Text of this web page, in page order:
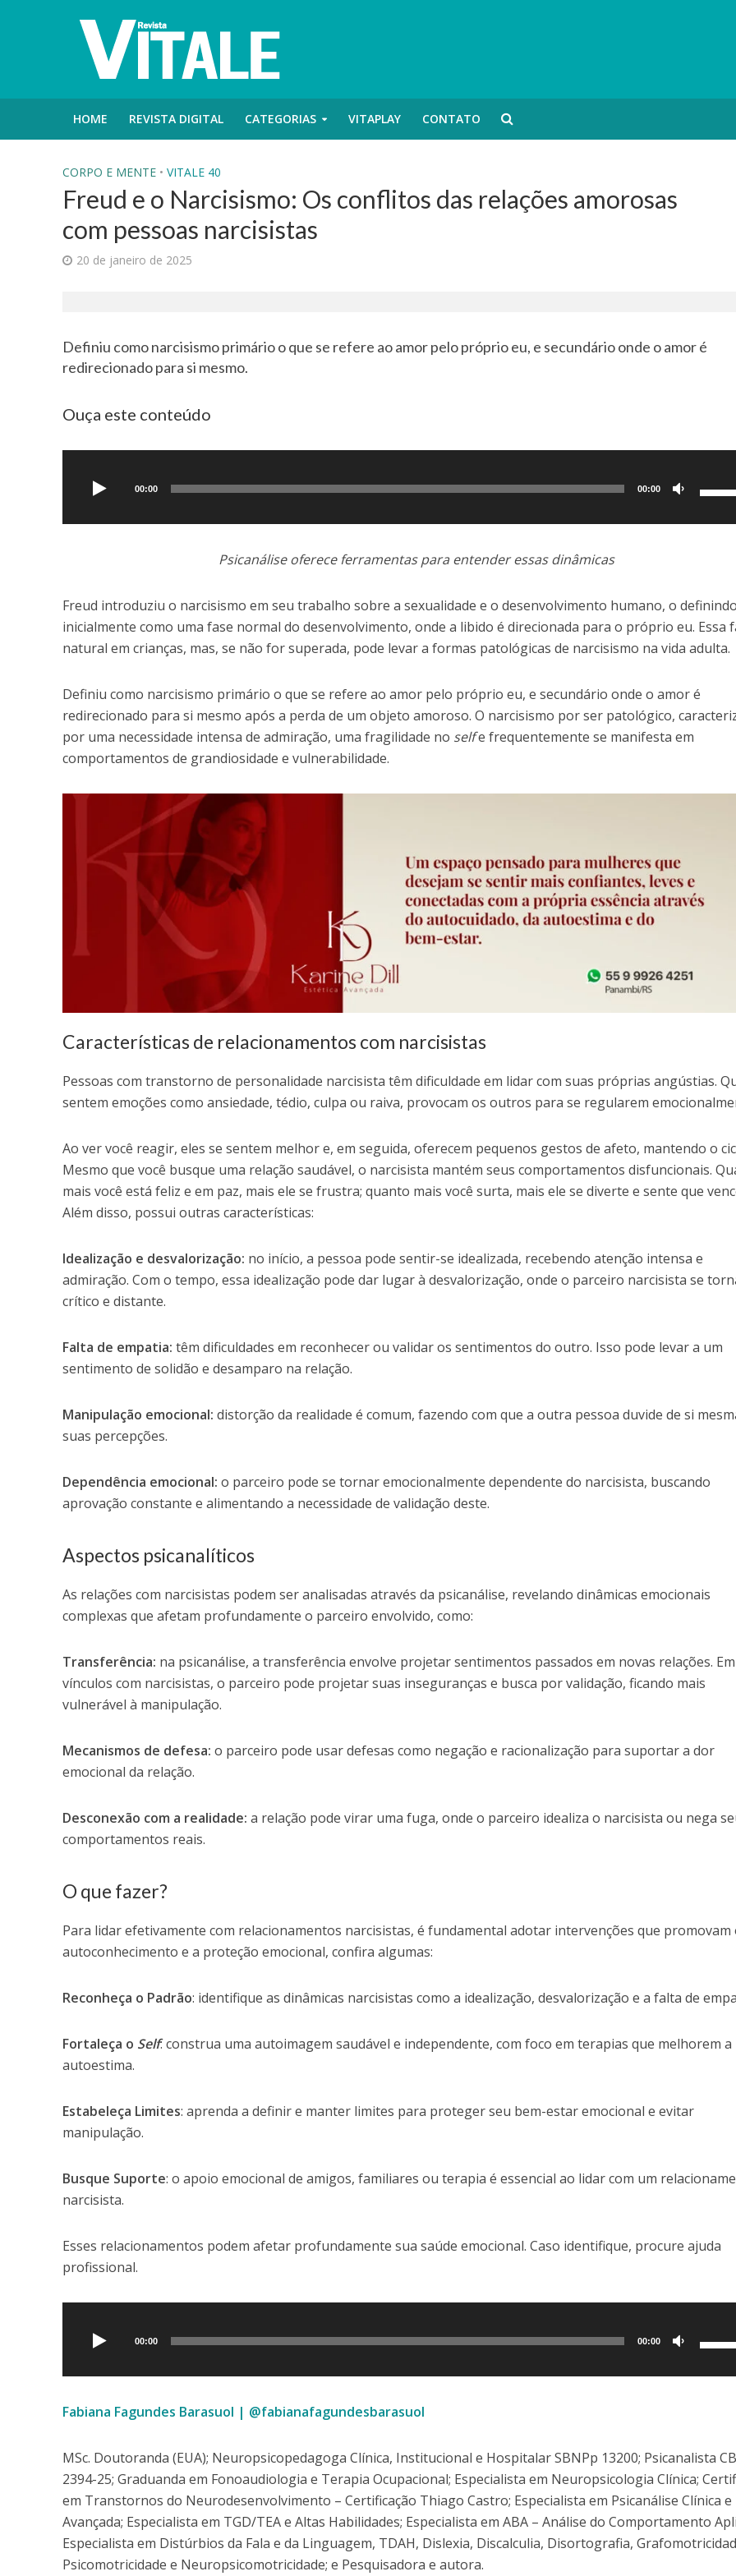
HOME REVISTA DIGITAL CATEGORIAS VITAPLAY CONTATO
CORPO E MENTE • VITALE 40
Freud e o Narcisismo: Os conflitos das relações amorosas
com pessoas narcisistas
20 de janeiro de 2025
Definiu como narcisismo primário o que se refere ao amor pelo próprio eu, e secundário onde o amor é
redirecionado para si mesmo.
Ouça este conteúdo
áudio
00:00 00:00
setas
para
baixo
para
ou
Psicanálise oferece ferramentas para entender essas dinâmicas
Freud introduziu o narcisismo em seu trabalho sobre a sexualidade e o desenvolvimento humano, o
inicialmente como uma fase normal do desenvolvimento, onde a libido é direcionada para o próprio eu. Essa
natural em crianças, mas, se não for superada, pode levar a formas patológicas de narcisismo na vida adulta.
Definiu como narcisismo primário o que se refere ao amor pelo próprio eu, e secundário onde o amor é
redirecionado para si mesmo após a perda de um objeto amoroso. O narcisismo por ser patológico,
por uma necessidade intensa de admiração, uma fragilidade no selfe frequentemente se manifesta em
comportamentos de grandiosidade e vulnerabilidade.
Características de relacionamentos com narcisistas
Pessoas com transtorno de personalidade narcisista têm dificuldade em lidar com suas próprias angústias.
sentem emoções como ansiedade, tédio, culpa ou raiva, provocam os outros para se regularem
Ao ver você reagir, eles se sentem melhor e, em seguida, oferecem pequenos gestos de afeto, mantendo o
Mesmo que você busque uma relação saudável, o narcisista mantém seus comportamentos disfuncionais.
mais você está feliz e em paz, mais ele se frustra; quanto mais você surta, mais ele se diverte e sente que
Além disso, possui outras características:
Idealização e desvalorização: no início, a pessoa pode sentir-se idealizada, recebendo atenção intensa e
admiração. Com o tempo, essa idealização pode dar lugar à desvalorização, onde o parceiro narcisista se
crítico e distante.
Falta de empatia: têm dificuldades em reconhecer ou validar os sentimentos do outro. Isso pode levar a um
sentimento de solidão e desamparo na relação.
Manipulação emocional: distorção da realidade é comum, fazendo com que a outra pessoa duvide de si
suas percepções.
Dependência emocional: o parceiro pode se tornar emocionalmente dependente do narcisista, buscando
aprovação constante e alimentando a necessidade de validação deste.
Aspectos psicanalíticos
As relações com narcisistas podem ser analisadas através da psicanálise, revelando dinâmicas emocionais
complexas que afetam profundamente o parceiro envolvido, como:
Transferência: na psicanálise, a transferência envolve projetar sentimentos passados em novas relações. Em
vínculos com narcisistas, o parceiro pode projetar suas inseguranças e busca por validação, ficando mais
vulnerável à manipulação.
Mecanismos de defesa: o parceiro pode usar defesas como negação e racionalização para suportar a dor
emocional da relação.
Desconexão com a realidade: a relação pode virar uma fuga, onde o parceiro idealiza o narcisista ou nega
comportamentos reais.
O que fazer?
Para lidar efetivamente com relacionamentos narcisistas, é fundamental adotar intervenções que promovam
autoconhecimento e a proteção emocional, confira algumas:
Reconheça o Padrão: identifique as dinâmicas narcisistas como a idealização, desvalorização e a falta de
Fortaleça o Self: construa uma autoimagem saudável e independente, com foco em terapias que melhorem a
autoestima.
Estabeleça Limites: aprenda a definir e manter limites para proteger seu bem-estar emocional e evitar
manipulação.
Busque Suporte: o apoio emocional de amigos, familiares ou terapia é essencial ao lidar com um
narcisista.
Esses relacionamentos podem afetar profundamente sua saúde emocional. Caso identifique, procure ajuda
profissional.
00:00 00:00
setas
para
baixo
para
ou
Fabiana Fagundes Barasuol | @fabianafagundesbarasuol
MSc. Doutoranda (EUA); Neuropsicopedagoga Clínica, Institucional e Hospitalar SBNPp 13200; Psicanalista
2394-25; Graduanda em Fonoaudiologia e Terapia Ocupacional; Especialista em Neuropsicologia Clínica;
em Transtornos do Neurodesenvolvimento – Certificação Thiago Castro; Especialista em Psicanálise Clínica e
Avançada; Especialista em TGD/TEA e Altas Habilidades; Especialista em ABA – Análise do Comportamento
Especialista em Distúrbios da Fala e da Linguagem, TDAH, Dislexia, Discalculia, Disortografia,
Psicomotricidade e Neuropsicomotricidade; e Pesquisadora e autora.